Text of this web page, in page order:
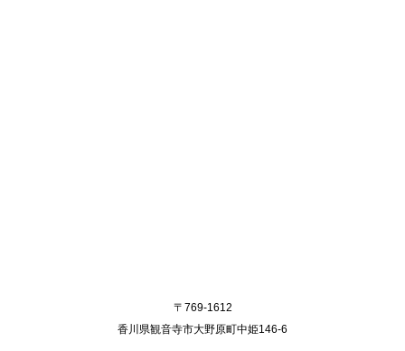
〒769-1612
香川県観音寺市大野原町中姫146-6